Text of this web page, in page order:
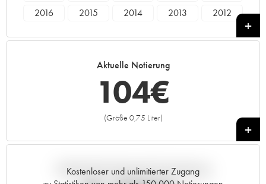
2016
2015 2014 2013
2012
2000 1999 1998
1994
Aktuelle Notierung
104€
(Größe 0,75 Liter)
+
Kostenloser und unlimitierter Zugang
Aktuelle Entwicklung der Preisnotierung